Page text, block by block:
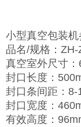
小型真空包装
品名/规格：
真空室外尺寸
封口长度：
封口条间距：8-
封口宽度：
有效高度：